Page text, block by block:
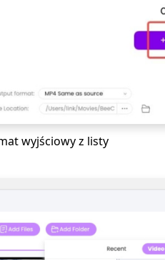
wyjściowy z listy